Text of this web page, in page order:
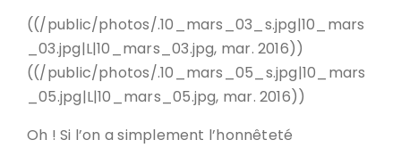
((/public/photos/.10_mars_03_s.jpg|10_mars
_03.jpg|L|10_mars_03.jpg, mar. 2016))
((/public/photos/.10_mars_05_s.jpg|10_mars
_05.jpg|L|10_mars_05.jpg, mar. 2016))
Oh ! Si l’on a simplement l’honnêteté